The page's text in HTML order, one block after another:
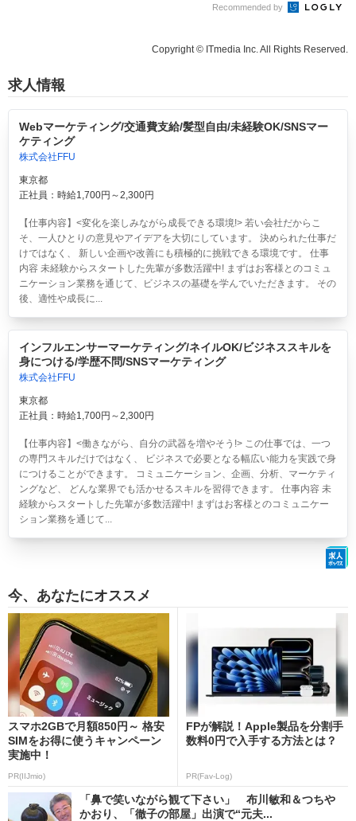
Recommended by
Copyright © ITmedia Inc. All Rights Reserved.
求人情報
Webマーケティング/交通費支給/髪型自由/未経験OK/SNSマー
ケティング
株式会社FFU
東京都
正社員：時給1,700円～2,300円
【仕事内容】<変化を楽しみながら成長できる環境!> 若い会社だからこ
そ、一人ひとりの意見やアイデアを大切にしています。 決められた仕事だ
けではなく、 新しい企画や改善にも積極的に挑戦できる環境です。 仕事
内容 未経験からスタートした先輩が多数活躍中! まずはお客様とのコミュ
ニケーション業務を通じて、ビジネスの基礎を学んでいただきます。 その
後、適性や成長に...
インフルエンサーマーケティング/ネイルOK/ビジネススキルを
身につける/学歴不問/SNSマーケティング
株式会社FFU
東京都
正社員：時給1,700円～2,300円
【仕事内容】<働きながら、自分の武器を増やそう!> この仕事では、一つ
の専門スキルだけではなく、 ビジネスで必要となる幅広い能力を実践で身
につけることができます。 コミュニケーション、企画、分析、マーケティ
ングなど、 どんな業界でも活かせるスキルを習得できます。 仕事内容 未
経験からスタートした先輩が多数活躍中! まずはお客様とのコミュニケー
ション業務を通じて...
今、あなたにオススメ
スマホ2GBで月額850円～ 格安
SIMをお得に使うキャンペーン
実施中！
PR(IIJmio)
FPが解説！Apple製品を分割手
数料0円で入手する方法とは？
PR(Fav-Log)
「鼻で笑いながら観て下さい」 布川敏和＆つちや
かおり、「徹子の部屋」出演で“元夫...